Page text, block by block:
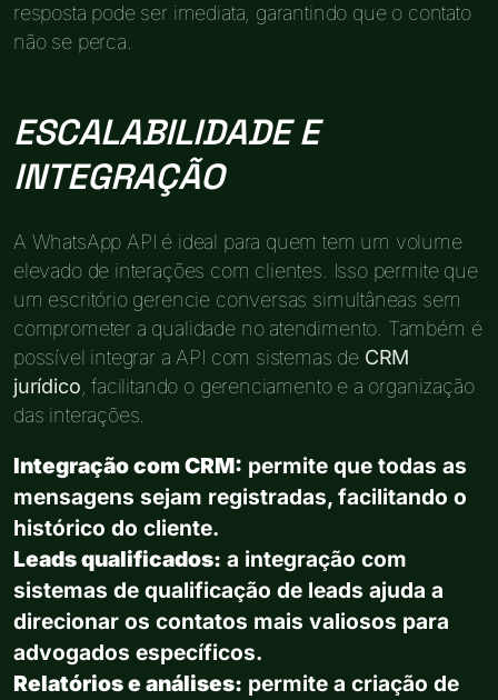
resposta pode ser imediata, garantindo que o contato
não se perca.
ESCALABILIDADE E
INTEGRAÇÃO
A WhatsApp API é ideal para quem tem um volume
elevado de interações com clientes. Isso permite que
um escritório gerencie conversas simultâneas sem
comprometer a qualidade no atendimento. Também é
possível integrar a API com sistemas de CRM
jurídico , facilitando o gerenciamento e a organização
das interações.
Integração com CRM: permite que todas as
mensagens sejam registradas, facilitando o
histórico do cliente.
Leads qualificados: a integração com
sistemas de qualificação de leads ajuda a
direcionar os contatos mais valiosos para
advogados específicos.
Relatórios e análises: permite a criação de